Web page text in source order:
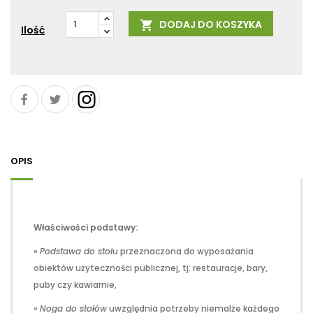
Ilość  DODAJ DO KOSZYKA
OPIS
Właściwości podstawy:
» Podstawa do stołuprzeznaczona do wyposażania
obiektów użyteczności publicznej, tj: restauracje, bary,
puby czy kawiarnie,
» Noga do stołówuwzględnia potrzeby niemalże każdego